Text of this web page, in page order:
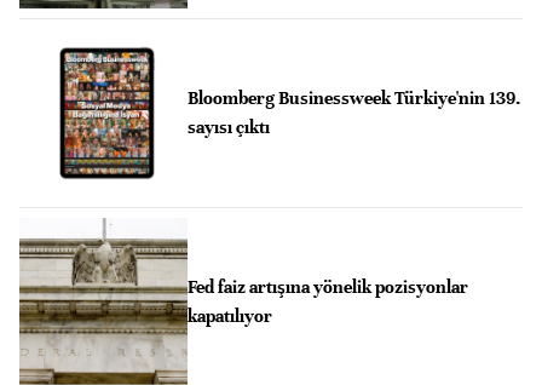
Bloomberg Businessweek Türkiye'nin 139.
sayısı çıktı
Fed faiz artışına yönelik pozisyonlar
kapatılıyor